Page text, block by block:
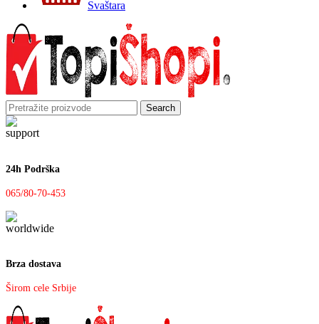
Svaštara
Search
24h Podrška
065/80-70-453
Brza dostava
Širom cele Srbije